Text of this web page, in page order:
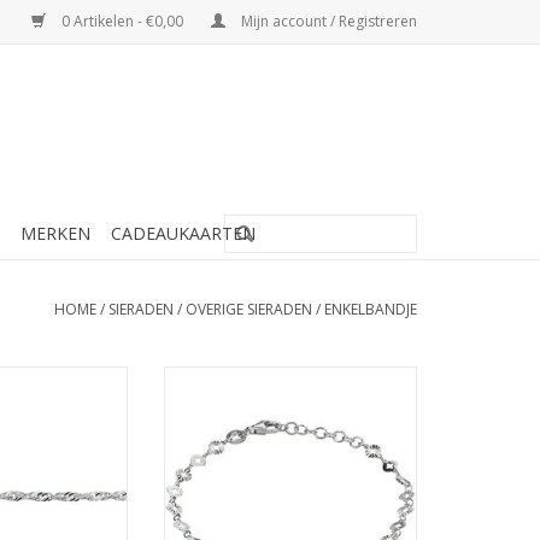
0 Artikelen - €0,00 Mijn account / Registreren
MERKEN CADEAUKAARTEN
HOME/ SIERADEN / OVERIGE SIERADEN / ENKELBANDJE
TOEVOEGEN AAN WINKELWAGEN